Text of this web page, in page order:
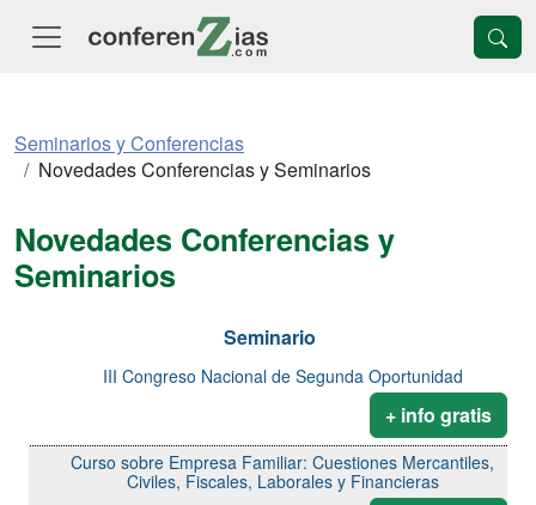
Seminarios y Conferencias
Novedades Conferencias y Seminarios
Novedades Conferencias y
Seminarios
Seminario
III Congreso Nacional de Segunda Oportunidad
+ info gratis
Curso sobre Empresa Familiar: Cuestiones Mercantiles,
Civiles, Fiscales, Laborales y Financieras